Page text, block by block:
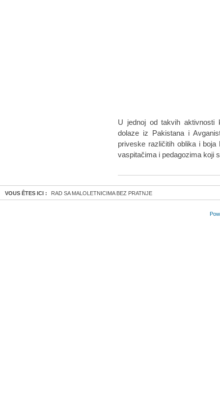
U jednoj od takvih aktivnosti
dolaze iz Pakistana i
priveske različitih oblika i
vaspitačima i pedagozima koji
VOUS ÊTES ICI : RAD SA MALOLETNICIMA BEZ PRATNJE